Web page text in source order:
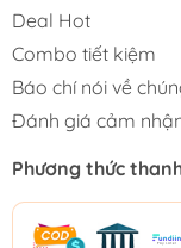
Deal Hot
Combo tiết kiệm
Báo chí nói về
Đánh giá cảm
Phương thức